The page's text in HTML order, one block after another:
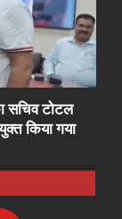
सचिव टोटल
किया गया